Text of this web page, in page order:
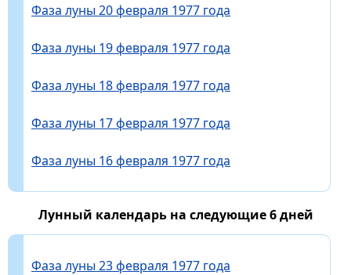
Фаза луны 20 февраля 1977 года
Фаза луны 19 февраля 1977 года
Фаза луны 18 февраля 1977 года
Фаза луны 17 февраля 1977 года
Фаза луны 16 февраля 1977 года
Лунный календарь на следующие 6 дней
Фаза луны 23 февраля 1977 года